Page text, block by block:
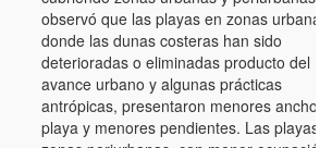
observó que las playas en zonas urbanas,
donde las dunas costeras han sido
deterioradas o eliminadas producto del
avance urbano y algunas prácticas
antrópicas, presentaron menores anchos
playa y menores pendientes. Las playas